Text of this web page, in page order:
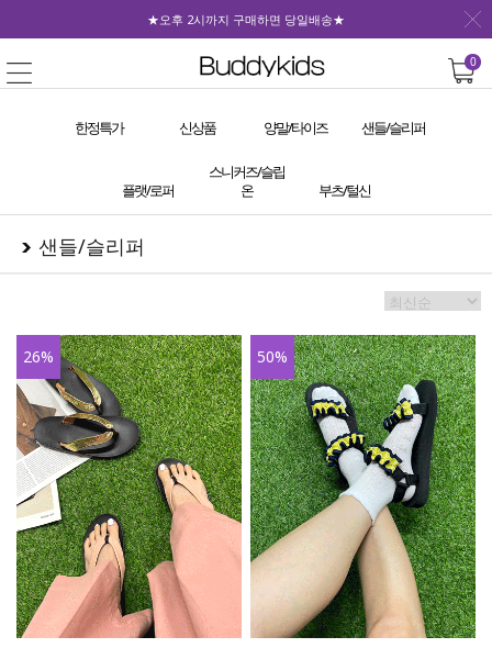
★오후 2시까지 구매하면 당일배송★
0
한정특가 신상품 양말/타이즈 샌들/슬리퍼
플랫/로퍼
스니커즈/슬립
온
부츠/털신
샌들/슬리퍼
26% 50%